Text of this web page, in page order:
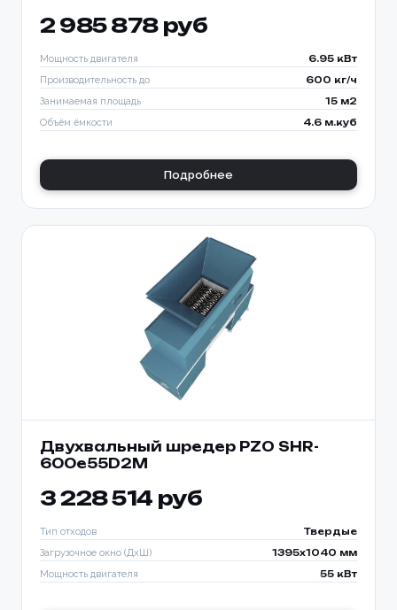
2 985 878 руб
Мощность двигателя 6.95 кВт
Производительность до 600 кг/ч
Занимаемая площадь 15 м2
Объём ёмкости 4.6 м.куб
Подробнее
Двухвальный шредер PZO SHR-
600e55D2M
3 228 514 руб
Тип отходов Твердые
Загрузочное окно (ДхШ) 1395x1040 мм
Мощность двигателя 55 кВт